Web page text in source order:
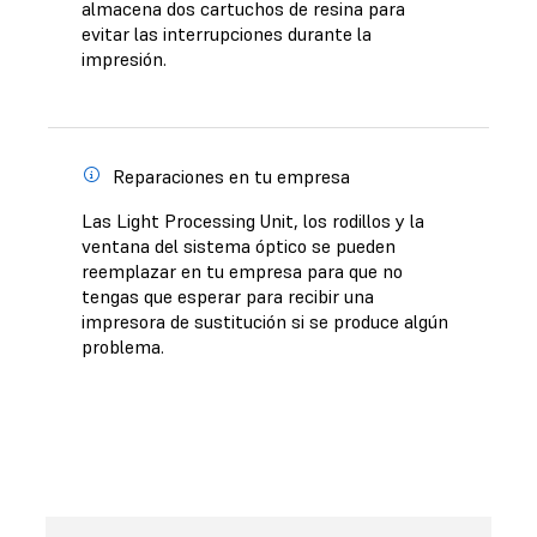
almacena dos cartuchos de resina para
evitar las interrupciones durante la
impresión.
Reparaciones en tu empresa
Las Light Processing Unit, los rodillos y la
ventana del sistema óptico se pueden
reemplazar en tu empresa para que no
tengas que esperar para recibir una
impresora de sustitución si se produce algún
problema.